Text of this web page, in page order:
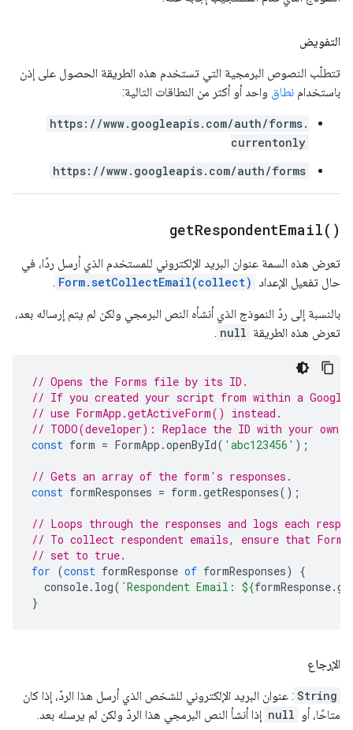
التفويض
تتطلّب النصوص البرمجية التي تستخدم هذه الطريقة الحصول على إذن
باستخدام نطاق واحد أو أكثر من النطاقات التالية:
https://www.googleapis.com/auth/forms.
currentonly
https://www.googleapis.com/auth/forms
getRespondentEmail( )
تعرض هذه السمة عنوان البريد الإلكتروني للمستخدم الذي أرسل ردًا، في
حال تفعيل الإعداد Form.setCollectEmail(collect)
.
بالنسبة إلى ردّ النموذج الذي أنشأه النص البرمجي ولكن لم يتم إرساله بعد،
تعرض هذه الطريقة null
.
// Opens the Forms file by its ID.
// If you created your script from within a Google
// use FormApp.getActiveForm() instead.
// TODO(developer): Replace the ID with your own.
const form = FormApp .openById( 'abc123456' );
// Gets an array of the form's responses.
const formResponses = form .getResponses();
// Loops through the responses and logs each
// To collect respondent emails, ensure that
// set to true.
for (const formResponse of formResponses)
{
console. log( `Respondent Email: ${formResponse.
}
الإرجاع
String : عنوان البريد الإلكتروني للشخص الذي أرسل هذا الردّ، إذا كان
متاحًا، أو null إذا أنشأ النص البرمجي هذا الردّ ولكن لم يرسله بعد.